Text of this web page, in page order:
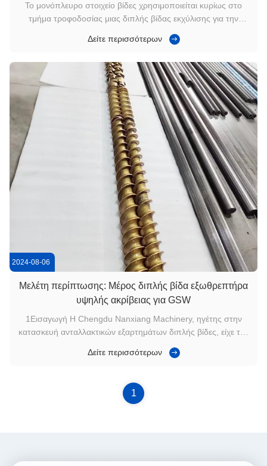
Το μονόπλευρο στοιχείο βίδες χρησιμοποιείται κυρίως στο
τμήμα τροφοδοσίας μιας διπλής βίδας εκχύλισης για την
παρέχοντας μεγαλύτερο όγκο χωρίς βίδες για ταχύτερη
την τροφοδοσία και τη μεταφ...
Δείτε περισσότερων
2024-08-06
Μελέτη περίπτωσης: Μέρος διπλής βίδα εξωθρεπτήρα
υψηλής ακρίβειας για GSW
1Εισαγωγή Η Chengdu Nanxiang Machinery, ηγέτης στην
κατασκευή ανταλλακτικών εξαρτημάτων διπλής βίδες, είχε την
GSW,μια εξέχουσα εταιρεία στον τομέα της προηγμένης
παραδώσει ένα στοιχείο που πληροί ...
Δείτε περισσότερων
1